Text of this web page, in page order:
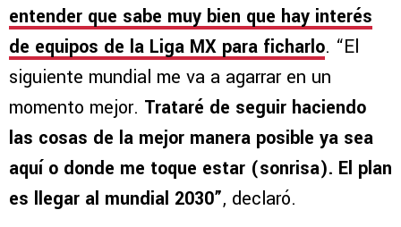
entender que sabe muy bien que hay interés
de equipos de la Liga MX para ficharlo. “El
siguiente mundial me va a agarrar en un
momento mejor. Trataré de seguir haciendo
las cosas de la mejor manera posible ya sea
aquí o donde me toque estar (sonrisa). El plan
es llegar al mundial 2030”, declaró.